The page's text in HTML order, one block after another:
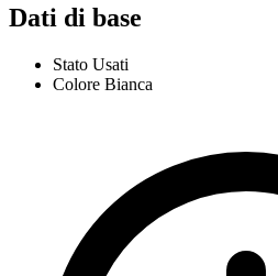
Dati di base
Stato Usati
Colore Bianca